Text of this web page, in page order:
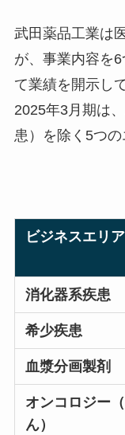
武田薬品工業は
が、事業内容を
て業績を開示し
2025年3月期は
患）を除く5つの
ビジネスエリア
消化器系疾患
希少疾患
血漿分画製剤
オンコロジー
ん）